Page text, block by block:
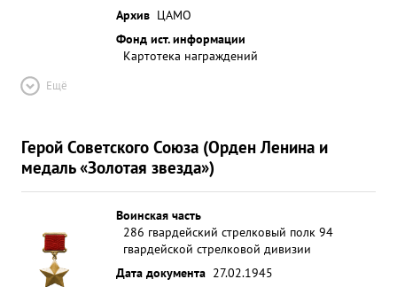
Архив ЦАМО
Фонд ист. информации
Картотека награждений
Ещё
Герой Советского Союза (Орден Ленина и
медаль «Золотая звезда»)
Воинская часть
286 гвардейский стрелковый полк 94
гвардейской стрелковой дивизии
Дата документа 27.02.1945